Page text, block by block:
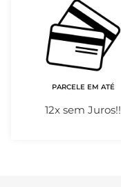
PARCELE EM ATÉ
12x sem Juros!!